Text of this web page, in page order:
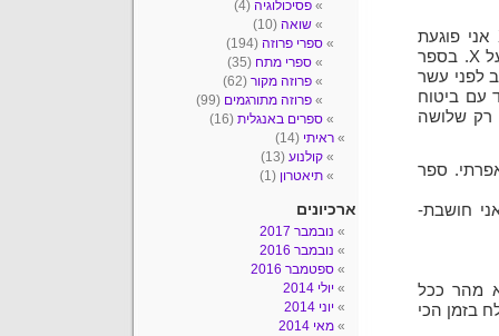
ואז התחילה הבעיה: בספר הזה אומרים לי שאם אעשה X אני פוגעת
ממליצים על X. בספר
לפני עשר
עם ביטוח
רק שלושה
ספר
חושבת-
מהר ככל
בזמן הכי
פסיכולוגיה (4)
שואה (10)
ספרי פרוזה (194)
ספרי מתח (35)
פרוזה מקור (62)
פרוזה מתורגמים (99)
ספרים באנגלית (16)
ראיתי (14)
קולנוע (13)
תיאטרון (1)
ארכיונים
נובמבר 2017
נובמבר 2016
ספטמבר 2016
יולי 2014
יוני 2014
מאי 2014